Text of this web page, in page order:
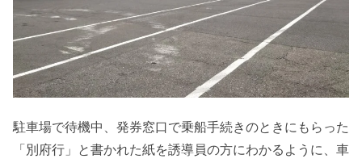
駐車場で待機中、発券窓口で乗船手続きのときにもらった
「別府行」と書かれた紙を誘導員の方にわかるように、車